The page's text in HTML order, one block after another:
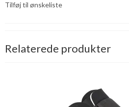
Tilføj til ønskeliste
Relaterede produkter